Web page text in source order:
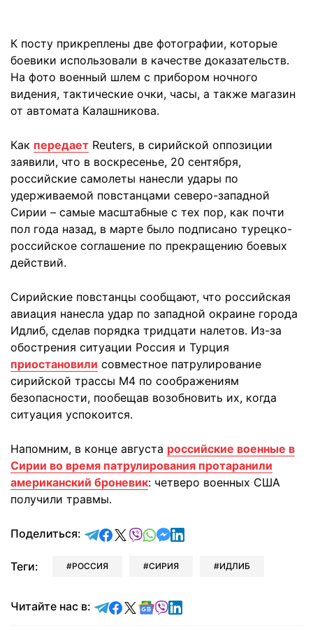
К посту прикреплены две фотографии, которые
боевики использовали в качестве доказательств.
На фото военный шлем с прибором ночного
видения, тактические очки, часы, а также магазин
от автомата Калашникова.
Как передает Reuters, в сирийской оппозиции
заявили, что в воскресенье, 20 сентября,
российские самолеты нанесли удары по
удерживаемой повстанцами северо-западной
Сирии – самые масштабные с тех пор, как почти
пол года назад, в марте было подписано турецко-
российское соглашение по прекращению боевых
действий.
Сирийские повстанцы сообщают, что российская
авиация нанесла удар по западной окраине города
Идлиб, сделав порядка тридцати налетов. Из-за
обострения ситуации Россия и Турция
приостановили совместное патрулирование
сирийской трассы М4 по соображениям
безопасности, пообещав возобновить их, когда
ситуация успокоится.
Напомним, в конце августа российские военные в
Сирии во время патрулирования протаранили
американский броневик: четверо военных США
получили травмы.
Поделиться: отправить в Telegram
поделиться в Facebook
поделиться в X
отправить в Viber
отправить в Whatsapp
отправить в Messenger
отправить в LinkedIn
Теги: РОССИЯ СИРИЯ ИДЛИБ
Читайте нас в: Читайте в Telegram
Читайте в Facebook
Читайте в X
Читайте в Google news
Читайте в Viber
Читайте в LinkedIn